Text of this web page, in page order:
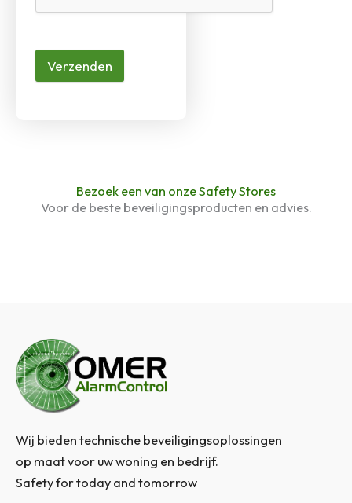
Verzenden
Bezoek een van onze Safety Stores
Voor de beste beveiligingsproducten en advies.
Wij bieden technische beveiligingsoplossingen
op maat voor uw woning en bedrijf.
Safety for today and tomorrow